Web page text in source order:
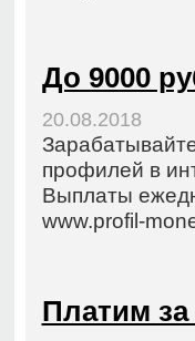
До 9000
20.08.2018
профилей в
Выплаты
www.profil-
Платим